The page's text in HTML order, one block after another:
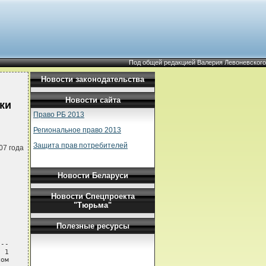
Под общей редакцией Валерия Левоневского
года
Новости законодательства
Новости сайта
Право РБ 2013
Региональное право 2013
Защита прав потребителей
Новости Беларуси
Новости Спецпроекта
"Тюрьма"
Полезные ресурсы